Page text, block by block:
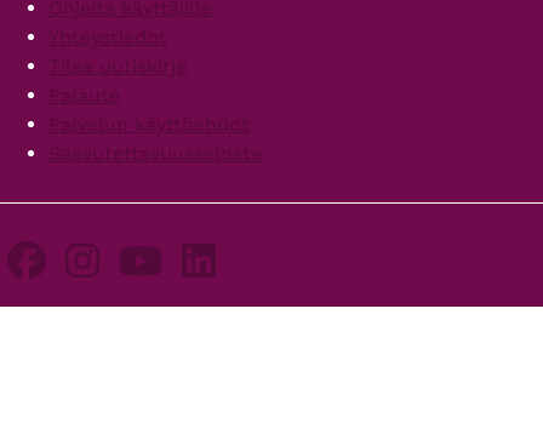
Ohjeita käyttäjille
Yhteystiedot
Tilaa uutiskirje
Palaute
Palvelun käyttöehdot
Saavutettavuusseloste